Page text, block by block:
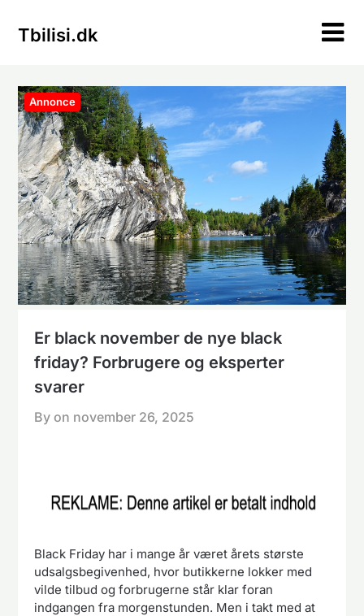
Tbilisi.dk
Annonce
Er black november de nye black
friday? Forbrugere og eksperter
svarer
By on november 26, 2025
Black Friday har i mange år været årets største
udsalgsbegivenhed, hvor butikkerne lokker med
vilde tilbud og forbrugerne står klar foran
indgangen fra morgenstunden. Men i takt med at